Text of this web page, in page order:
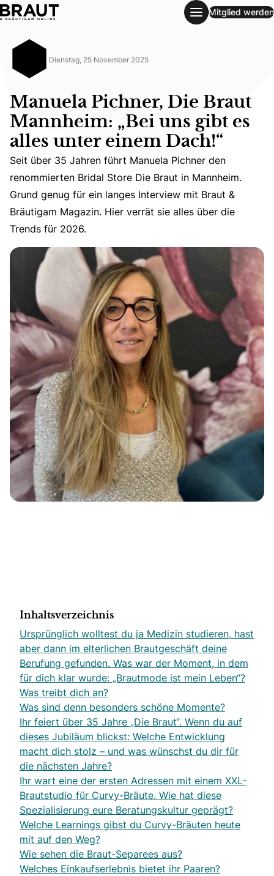
Manuela Pichner, Die Braut Mannheim: „Bei uns gibt es
Mitglied werden
Dienstag, 25 November 2025
Manuela Pichner, Die Braut
Mannheim: „Bei uns gibt es
alles unter einem Dach!“
Seit über 35 Jahren führt Manuela Pichner den
Seit über 35 Jahren führt Manuela Pichner den
renommierten Bridal Store Die Braut in Mannheim.
Grund genug für ein langes Interview mit Braut &
Bräutigam Magazin. Hier verrät sie alles über die
Trends für 2026.
Inhaltsverzeichnis
Ursprünglich wolltest du ja Medizin studieren, hast
aber dann im elterlichen Brautgeschäft deine
Berufung gefunden. Was war der Moment, in dem
für dich klar wurde: „Brautmode ist mein Leben“?
Was treibt dich an?
Was sind denn besonders schöne Momente?
Ihr feiert über 35 Jahre „Die Braut“. Wenn du auf
dieses Jubiläum blickst: Welche Entwicklung
macht dich stolz – und was wünschst du dir für
die nächsten Jahre?
Ihr wart eine der ersten Adressen mit einem XXL-
Brautstudio für Curvy-Bräute. Wie hat diese
Spezialisierung eure Beratungskultur geprägt?
Welche Learnings gibst du Curvy-Bräuten heute
mit auf den Weg?
Wie sehen die Braut-Separees aus?
Welches Einkaufserlebnis bietet ihr Paaren?